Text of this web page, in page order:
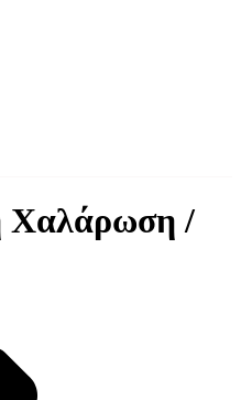
Χαλάρωση /